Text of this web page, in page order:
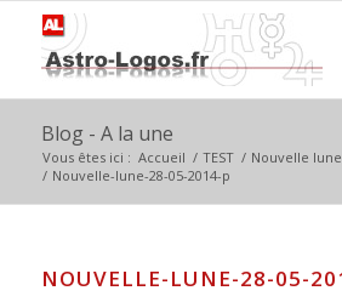
Blog - A la une
Vous êtes ici : Accueil / TEST / Nouvelle
/ Nouvelle-lune-28-05-2014-p
NOUVELLE-LUNE-28-05-